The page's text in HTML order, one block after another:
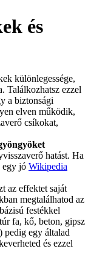
és
különlegessége,
Találkozhatsz ezzel
a biztonsági
elven működik,
csíkokat,
hatást. Ha
egy jó Wikipedia
az effektet saját
megtalálhatod az
festékkel
fa, kő, beton, gipsz
pedig egy általad
és ezzel